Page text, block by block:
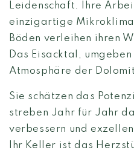
Leidenschaft. Ihre
einzigartige
Böden verleihen ihren
Das Eisacktal,
Atmosphäre der
Sie schätzen das
streben Jahr für Jahr
verbessern und
Ihr Keller ist das